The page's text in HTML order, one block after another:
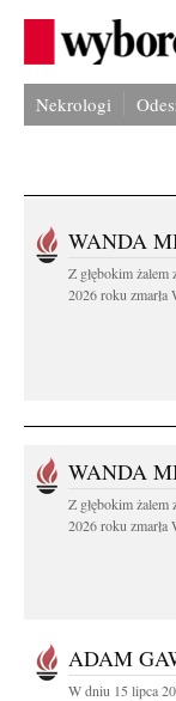
Nekrologi
WANDA
Z głębokim żalem
2026 roku zmarła
WANDA
Z głębokim żalem
2026 roku zmarła
ADAM
W dniu 15 lipca